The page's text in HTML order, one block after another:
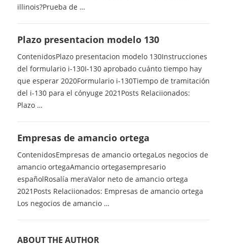
illinois?Prueba de …
Plazo presentacion modelo 130
ContenidosPlazo presentacion modelo 130Instrucciones
del formulario i-130I-130 aprobado cuánto tiempo hay
que esperar 2020Formulario i-130Tiempo de tramitación
del i-130 para el cónyuge 2021Posts Relaciionados:
Plazo …
Empresas de amancio ortega
ContenidosEmpresas de amancio ortegaLos negocios de
amancio ortegaAmancio ortegasempresario
españolRosalía meraValor neto de amancio ortega
2021Posts Relaciionados: Empresas de amancio ortega
Los negocios de amancio …
ABOUT THE AUTHOR